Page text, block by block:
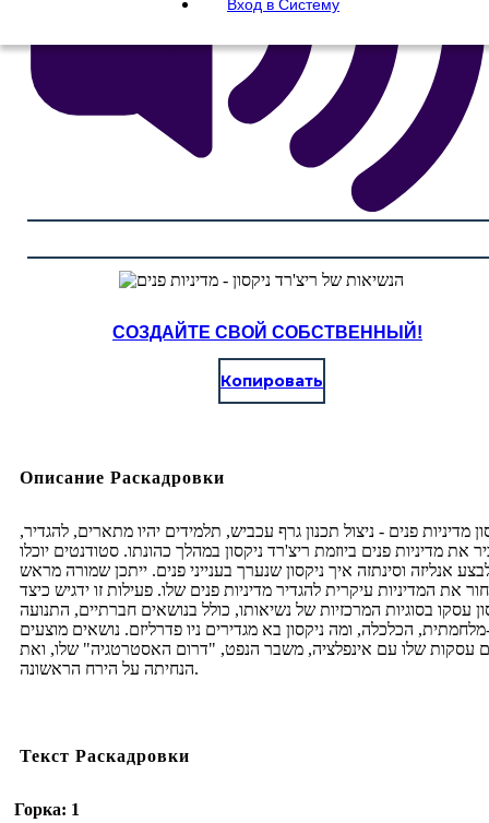
Вход в Систему
СОЗДАЙТЕ СВОЙ СОБСТВЕННЫЙ!
Копировать
Описание Раскадровки
מדיניות פנים - ניצול תכנון גרף עכביש, תלמידים יהיו מתארים, להגדיר,
את מדיניות פנים ביוזמת ריצ'רד ניקסון במהלך כהונתו. סטודנטים יוכלו
אנליזה וסינתזה איך ניקסון שנערך בענייני פנים. ייתכן שמורה מראש
את המדיניות עיקרית להגדיר מדיניות פנים שלו. פעילות זו ידגיש כיצד
עסקו בסוגיות המרכזיות של נשיאותו, כולל בנושאים חברתיים, התנועה
הכלכלה, ומה ניקסון בא מגדירים ניו פדרליזם. נושאים מוצעים
עסקות שלו עם אינפלציה, משבר הנפט, "דרום האסטרטגיה" שלו, ואת
הנחיתה על הירח הראשונה.
Текст Раскадровки
Горка: 1